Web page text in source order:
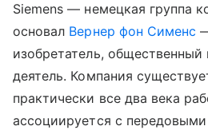
Siemens — немецкая группа
основал Вернер фон Сименс
изобретатель, общественный
деятель. Компания
практически все два века
ассоциируется с